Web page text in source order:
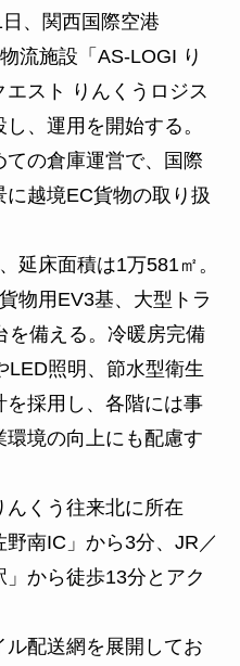
、関西国際空港
流施設「AS-LOGI り
スト りんくうロジス
、運用を開始する。
ての倉庫運営で、国際
越境EC貨物の取り扱
延床面積は1万581㎡。
物用EV3基、大型トラ
を備える。冷暖房完備
LED照明、節水型衛生
採用し、各階には事
境の向上にも配慮す
んくう往来北に所在
南IC」から3分、JR／
から徒歩13分とアク
配送網を展開してお